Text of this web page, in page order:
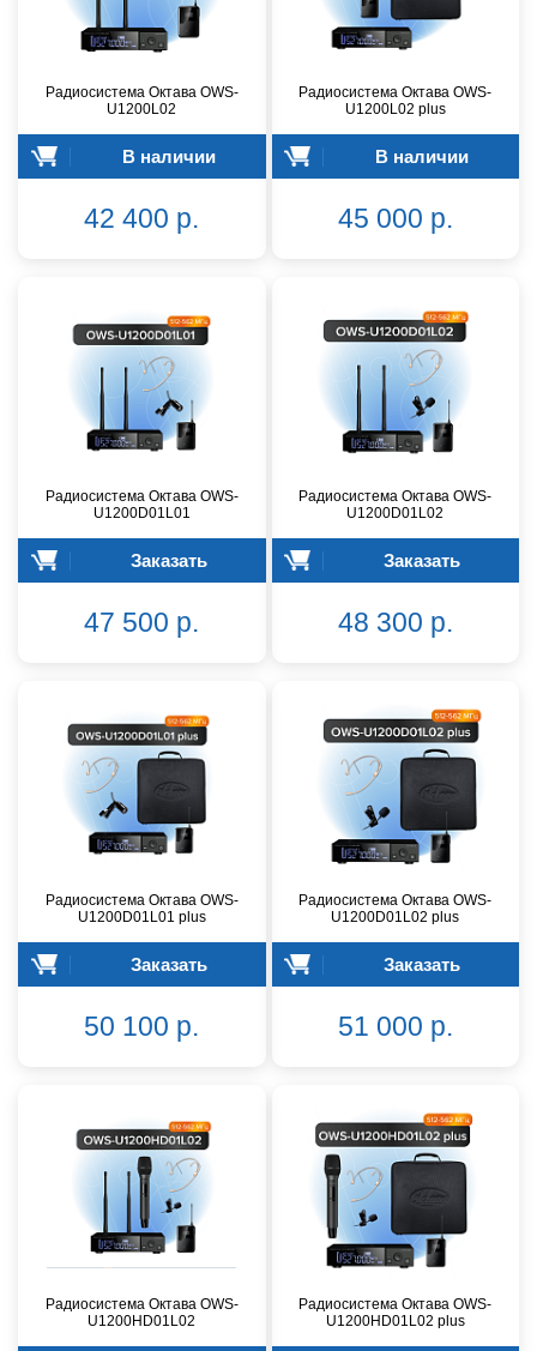
Радиосистема Октава OWS-
U1200L02
В наличии
42 400 р.
Радиосистема Октава OWS-
U1200L02 plus
В наличии
45 000 р.
Радиосистема Октава OWS-
U1200D01L01
Заказать
47 500 р.
Радиосистема Октава OWS-
U1200D01L02
Заказать
48 300 р.
Радиосистема Октава OWS-
U1200D01L01 plus
Заказать
50 100 р.
Радиосистема Октава OWS-
U1200D01L02 plus
Заказать
51 000 р.
Радиосистема Октава OWS-
U1200HD01L02
Радиосистема Октава OWS-
U1200HD01L02 plus